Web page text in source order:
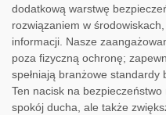
dodatkową warstwę
rozwiązaniem w
informacji. Nasze
poza fizyczną ochronę;
spełniają branżowe standardy
Ten nacisk na
spokój ducha, ale także